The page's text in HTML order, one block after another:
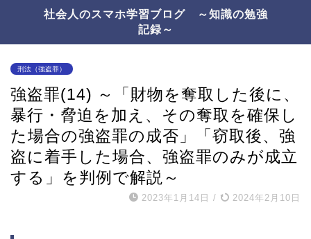
社会人のスマホ学習ブログ ～知識の勉強
記録～
刑法（強盗罪）
強盗罪(14) ～「財物を奪取した後に、
暴行・脅迫を加え、その奪取を確保し
た場合の強盗罪の成否」「窃取後、強
盗に着手した場合、強盗罪のみが成立
する」を判例で解説～
2023年1月14日 / 2024年2月10日